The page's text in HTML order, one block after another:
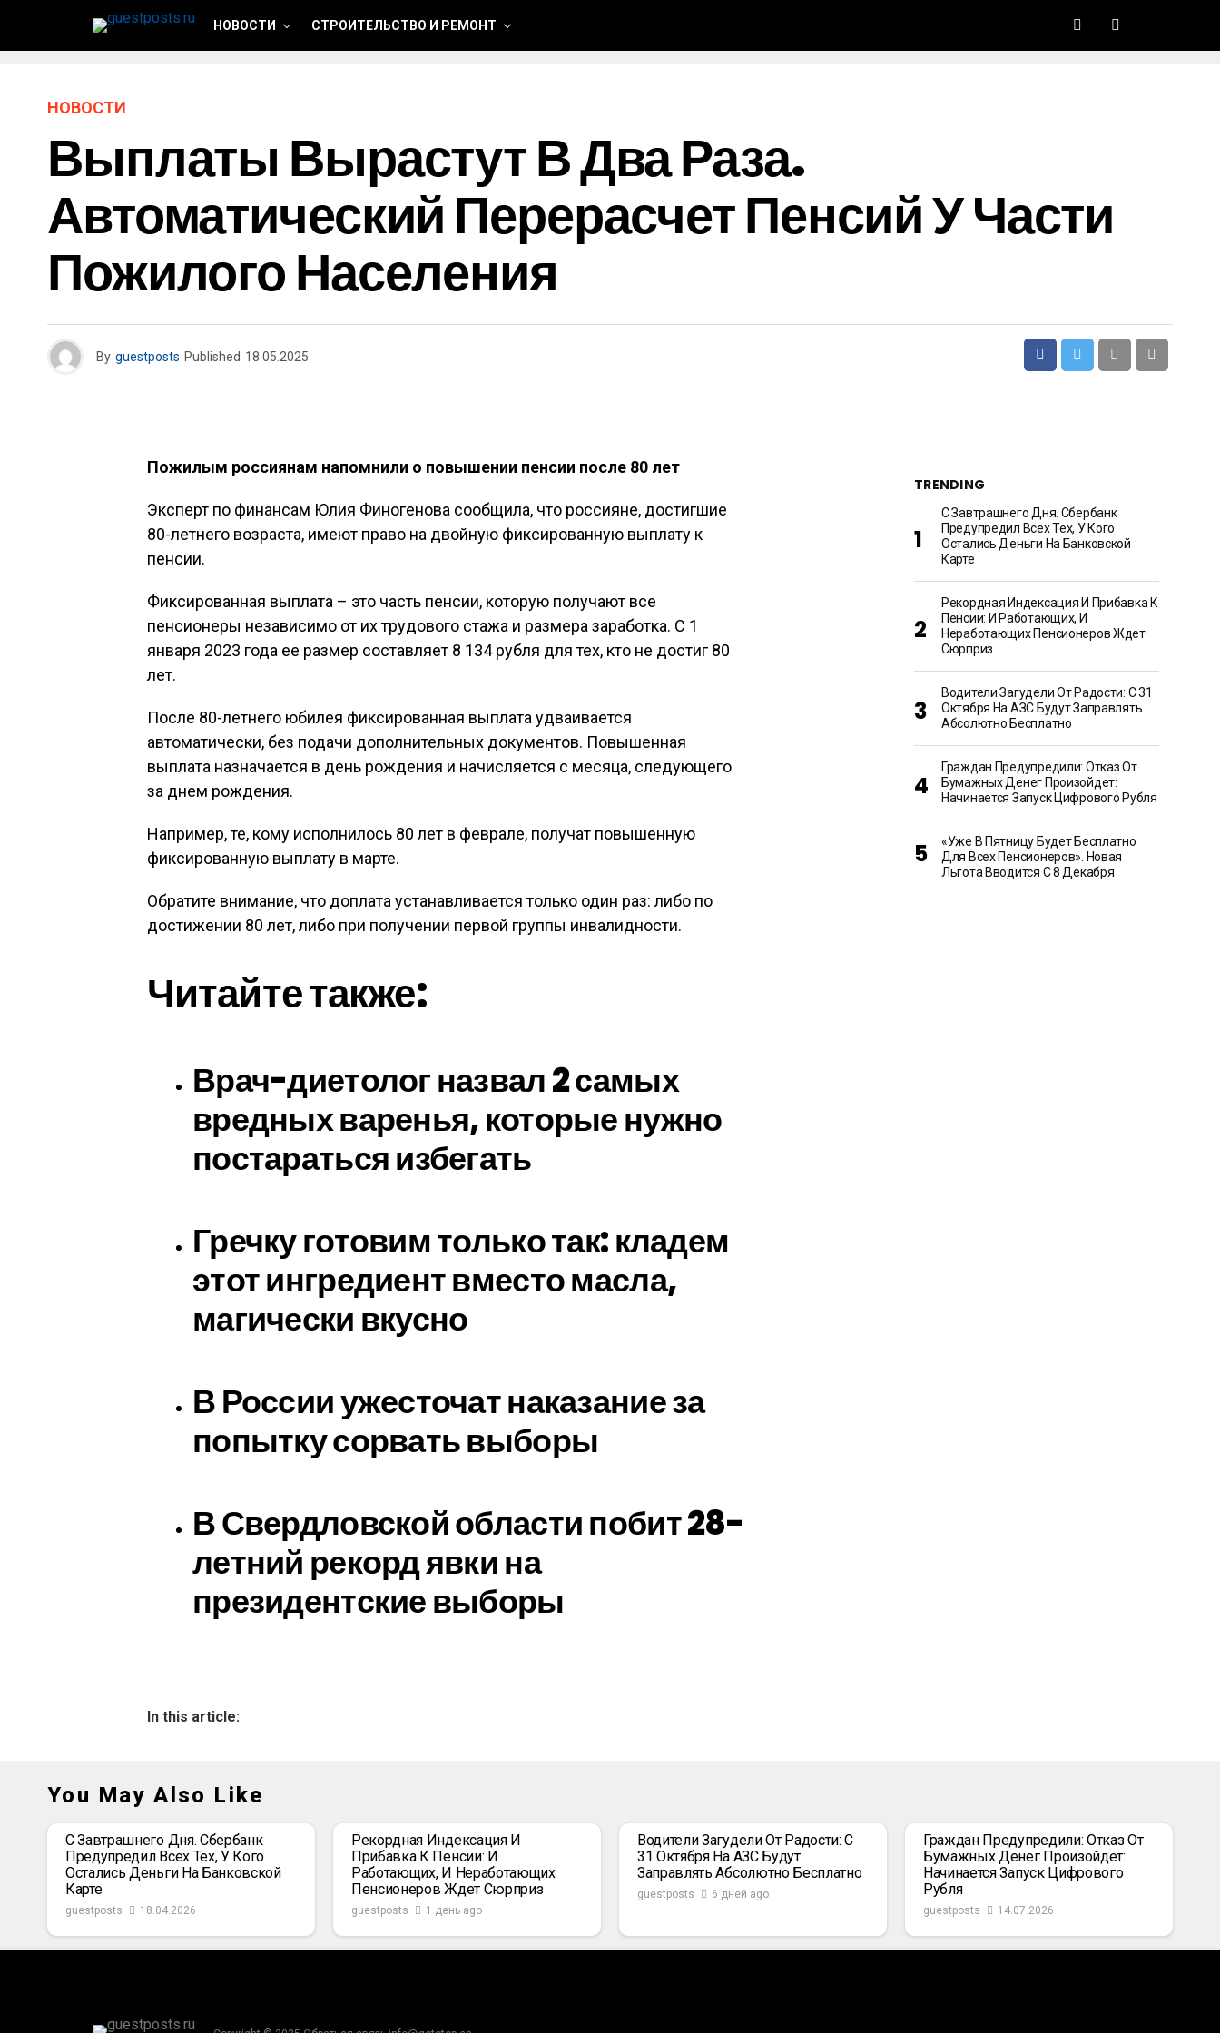
НОВОСТИ СТРОИТЕЛЬСТВО И РЕМОНТ
НОВОСТИ
Выплаты Вырастут В Два Раза.
Автоматический Перерасчет Пенсий У Части
Пожилого Населения
By guestposts Published 18.05.2025
Пожилым россиянам напомнили о повышении пенсии после 80 лет
Эксперт по финансам Юлия Финогенова сообщила, что россияне, достигшие
80-летнего возраста, имеют право на двойную фиксированную выплату к
пенсии.
Фиксированная выплата – это часть пенсии, которую получают все
пенсионеры независимо от их трудового стажа и размера заработка. С 1
января 2023 года ее размер составляет 8 134 рубля для тех, кто не достиг 80
лет.
После 80-летнего юбилея фиксированная выплата удваивается
автоматически, без подачи дополнительных документов. Повышенная
выплата назначается в день рождения и начисляется с месяца, следующего
за днем рождения.
Например, те, кому исполнилось 80 лет в феврале, получат повышенную
фиксированную выплату в марте.
Обратите внимание, что доплата устанавливается только один раз: либо по
достижении 80 лет, либо при получении первой группы инвалидности.
Читайте также:
Врач-диетолог назвал 2 самых
вредных варенья, которые нужно
постараться избегать
Гречку готовим только так: кладем
этот ингредиент вместо масла,
магически вкусно
В России ужесточат наказание за
попытку сорвать выборы
В Свердловской области побит 28-
летний рекорд явки на
президентские выборы
In this article:
TRENDING
С Завтрашнего Дня. Сбербанк
Предупредил Всех Тех, У Кого
Остались Деньги На Банковской
Карте
Рекордная Индексация И Прибавка К
Пенсии: И Работающих, И
Неработающих Пенсионеров Ждет
Сюрприз
Водители Загудели От Радости: С 31
Октября На АЗС Будут Заправлять
Абсолютно Бесплатно
Граждан Предупредили: Отказ От
Бумажных Денег Произойдет:
Начинается Запуск Цифрового Рубля
«Уже В Пятницу Будет Бесплатно
Для Всех Пенсионеров». Новая
Льгота Вводится С 8 Декабря
You May Also Like
С Завтрашнего Дня. Сбербанк
Предупредил Всех Тех, У Кого
Остались Деньги На Банковской
Карте
guestposts 18.04.2026
Рекордная Индексация И
Прибавка К Пенсии: И
Работающих, И Неработающих
Пенсионеров Ждет Сюрприз
guestposts 1 день ago
Водители Загудели От Радости: С
31 Октября На АЗС Будут
Заправлять Абсолютно Бесплатно
guestposts 6 дней ago
Граждан Предупредили: Отказ От
Бумажных Денег Произойдет:
Начинается Запуск Цифрового
Рубля
guestposts 14.07.2026